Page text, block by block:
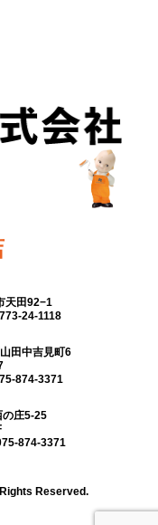
天田92−1
24-1118
田中吉見町6
874-3371
庄5-25
874-3371
Reserved.